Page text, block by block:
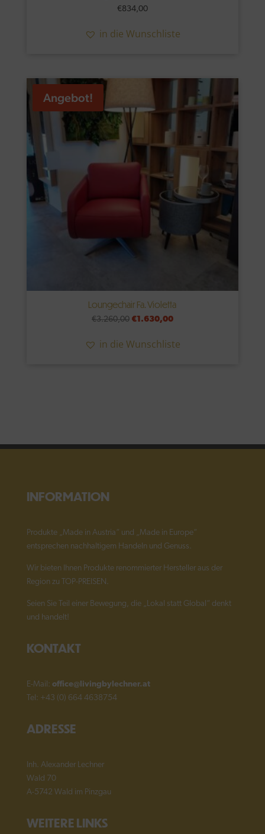
€834,00
in die Wunschliste
Angebot!
Loungechair Fa. Violetta
€3.260,00 Ursprünglicher
war:
€1.630,00Aktueller
ist:
in die Wunschliste
INFORMATION
Produkte „Made in Austria“ und „Made in Europe“
entsprechen nachhaltigem Handeln und Genuss.
Wir bieten Ihnen Produkte renommierter Hersteller aus der
Region zu TOP-PREISEN.
Seien Sie Teil einer Bewegung, die „Lokal statt Global“ denkt
und handelt!
KONTAKT
E-Mail: office@livingbylechner.at
Tel: +43 (0) 664 4638754
ADRESSE
Inh. Alexander Lechner
Wald 70
A-5742 Wald im Pinzgau
WEITERE LINKS